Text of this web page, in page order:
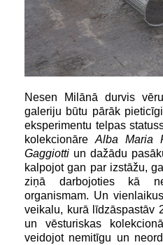
Nesen Milānā durvis
galeriju būtu pārāk
eksperimentu telpas
kolekcionāre Alba Maria
Gaggiotti un dažādu
kalpojot gan par izstāžu,
ziņā darbojoties kā
organismam. Un
veikalu, kurā līdzāspastāv
un vēsturiskas
veidojot nemitīgu un